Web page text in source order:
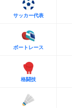
サッカー代表
ボートレース
格闘技